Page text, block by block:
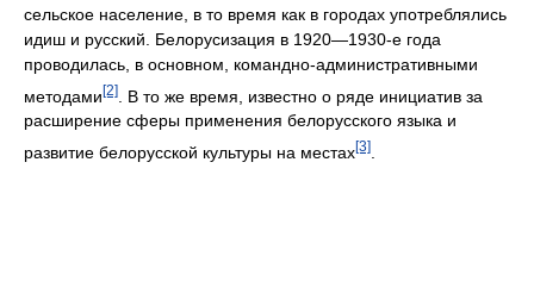
сельское население, в то время как в городах употреблялись
идиш и русский. Белорусизация в 1920—1930-е года
проводилась, в основном, командно-административными
методами[2]
. В то же время, известно о ряде инициатив за
расширение сферы применения белорусского языка и
развитие белорусской культуры на местах[3]